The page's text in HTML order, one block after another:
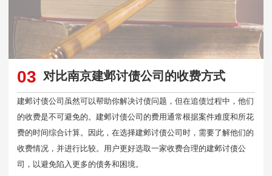
03 对比南京建邺讨债公司的收费方式
建邺讨债公司虽然可以帮助你解决讨债问题，但在追债过程中，他们
的收费是不可避免的。建邺讨债公司的费用通常根据案件难度和所花
费的时间综合计算。因此，在选择建邺讨债公司时，需要了解他们的
收费情况，并进行比较。用户更好选取一家收费合理的建邺讨债公
司，以避免陷入更多的债务和困境。